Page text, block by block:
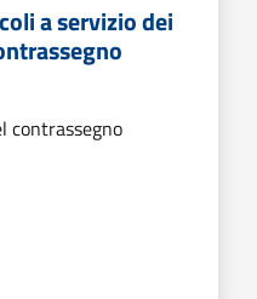
a servizio dei
contrassegno